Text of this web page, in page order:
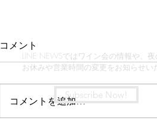
2026イルドコリンヌ夏のワ
インセットの詳細
でくださった方に向けています）
さて、セレクトの詳細です。（長
いけど、絶対全部読んでほし
コメント
コメントを追加…
LINE NEWSではワイン会の情報や、夜
お休みや営業時間の変更をお知らせい
Subscribe Now!